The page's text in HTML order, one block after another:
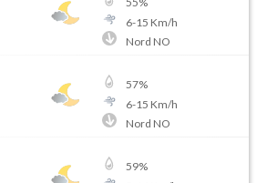
6-15 Km/h
Nord NO
57%
6-15 Km/h
Nord NO
59%